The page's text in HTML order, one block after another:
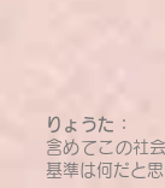
りょうた：
含めてこの社
基準は何だと